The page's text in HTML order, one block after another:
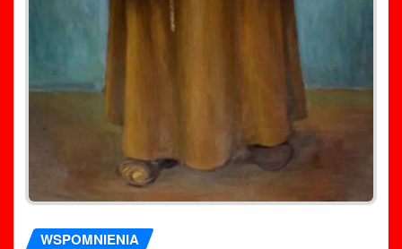
WSPOMNIENIA